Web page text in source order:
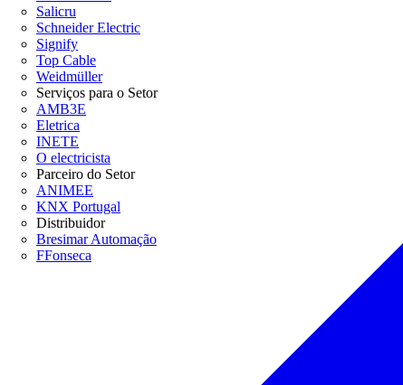
Salicru
Schneider Electric
Signify
Top Cable
Weidmüller
Serviços para o Setor
AMB3E
Eletrica
INETE
O electricista
Parceiro do Setor
ANIMEE
KNX Portugal
Distribuidor
Bresimar Automação
FFonseca